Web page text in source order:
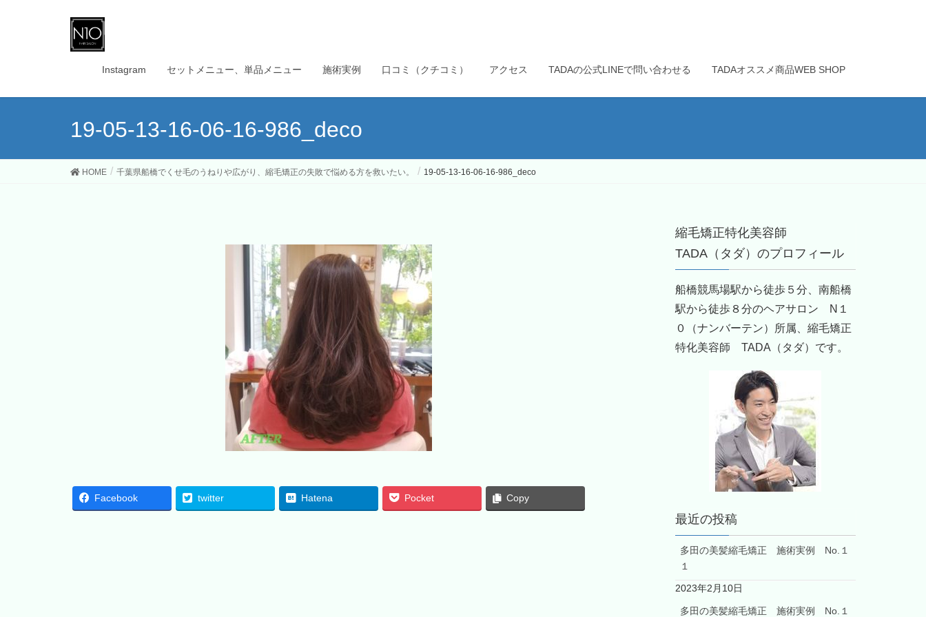
Instagram セットメニュー、単品メニュー 施術実例 口コミ（クチコミ） アクセス TADAの公式LINEで問い合わせる TADAオススメ商品WEB SHOP
19-05-13-16-06-16-986_deco
HOME 千葉県船橋でくせ毛のうねりや広がり、縮毛矯正の失敗で悩める方を救いたい。 19-05-13-16-06-16-986_deco
Facebook twitter Hatena Pocket Copy
縮毛矯正特化美容師
TADA（タダ）のプロフィール
船橋競馬場駅から徒歩５分、南船橋
駅から徒歩８分のヘアサロン N１
０（ナンバーテン）所属、縮毛矯正
特化美容師 TADA（タダ）です。
最近の投稿
多田の美髪縮毛矯正 施術実例 No.１
１
2023年2月10日
多田の美髪縮毛矯正 施術実例 No.１